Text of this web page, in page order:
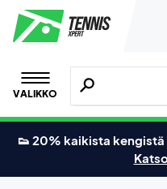
VALIKKO
Hae tuotteita,
👟 20% kaikista kengistä